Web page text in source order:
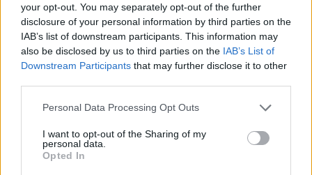
your opt-out. You may separately opt-out of the further
disclosure of your personal information by third parties on the
IAB’s list of downstream participants. This information may
also be disclosed by us to third parties on the IAB’s List of
Downstream Participants that may further disclose it to other
Personal Data Processing Opt Outs
I want to opt-out of the Sharing of my
personal data.
Opted In
történelemben: ez a valaha volt leggyorsabb 30 százalékos
esés az amerikai tőzsdék történetében. Hasonlóan gyors
zuhanások előfordultak a Nagy Gazdasági Világválság
idején, az 1930-as években, azonban ezek már csak...
KEDVES OLVASÓNK!
A keresett cikk a portfolio.hu hírarchívumához
tartozik, melynek olvasása előfizetéses
regisztrációhoz kötött.